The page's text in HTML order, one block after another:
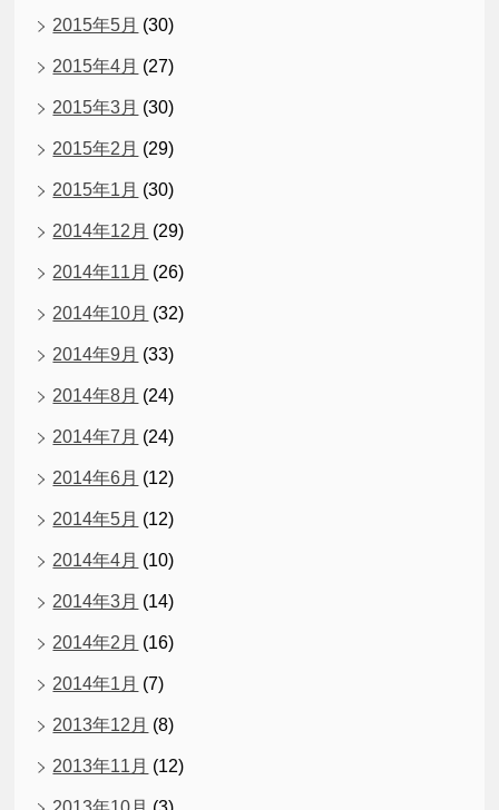
2015年5月 (30)
2015年4月 (27)
2015年3月 (30)
2015年2月 (29)
2015年1月 (30)
2014年12月 (29)
2014年11月 (26)
2014年10月 (32)
2014年9月 (33)
2014年8月 (24)
2014年7月 (24)
2014年6月 (12)
2014年5月 (12)
2014年4月 (10)
2014年3月 (14)
2014年2月 (16)
2014年1月 (7)
2013年12月 (8)
2013年11月 (12)